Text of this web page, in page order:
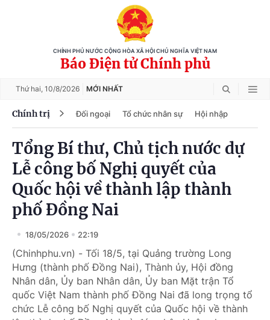
CHÍNH PHỦ NƯỚC CỘNG HÒA XÃ HỘI CHỦ NGHĨA VIỆT NAM
Báo Điện tử Chính phủ
Thứ hai, 10/8/2026 MỚI NHẤT
Chính trị Đối ngoại Tổ chức nhân sự Hội nhập
Tổng Bí thư, Chủ tịch nước dự
Lễ công bố Nghị quyết của
Quốc hội về thành lập thành
phố Đồng Nai
18/05/2026 22:19
(Chinhphu.vn) - Tối 18/5, tại Quảng trường Long
Hưng (thành phố Đồng Nai), Thành ủy, Hội đồng
Nhân dân, Ủy ban Nhân dân, Ủy ban Mặt trận Tổ
quốc Việt Nam thành phố Đồng Nai đã long trọng tổ
chức Lễ công bố Nghị quyết của Quốc hội về thành